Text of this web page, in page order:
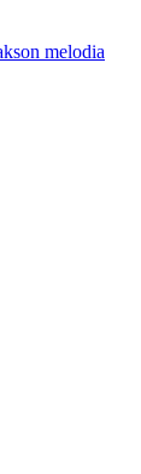
melodia